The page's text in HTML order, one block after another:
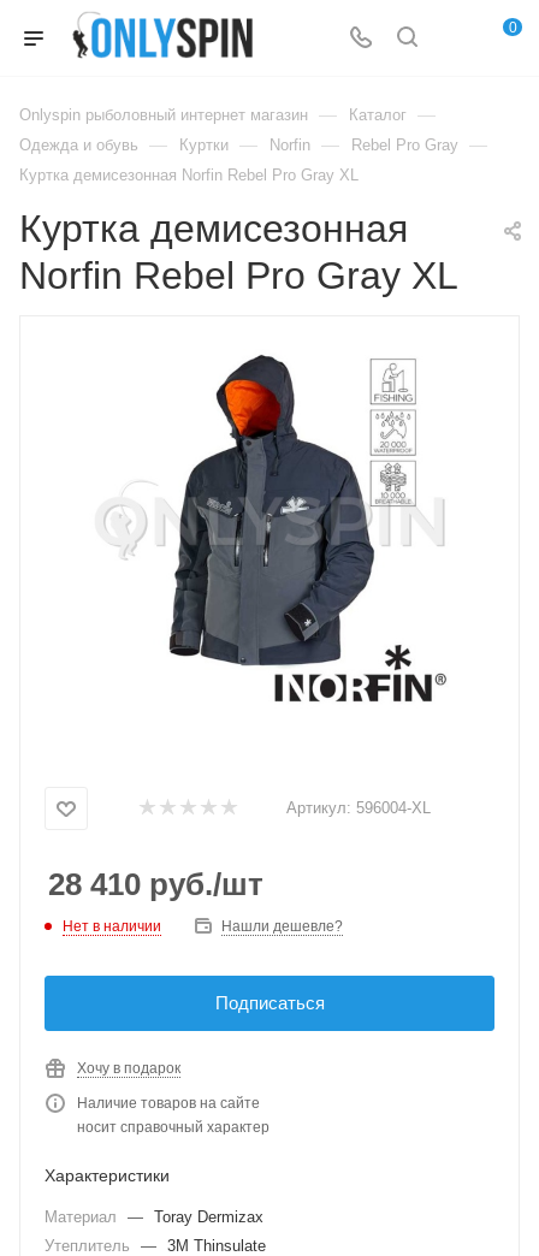
0
Onlyspin рыболовный интернет магазин — Каталог —
Одежда и обувь — Куртки — Norfin — Rebel Pro Gray —
Куртка демисезонная Norfin Rebel Pro Gray XL
Куртка демисезонная
Norfin Rebel Pro Gray XL
Артикул: 596004-XL
28 410 руб./шт
Нет в наличии Нашли дешевле?
Подписаться
Хочу в подарок
Наличие товаров на сайте
носит справочный характер
Характеристики
Материал — Toray Dermizax
Утеплитель
— 3M Thinsulate